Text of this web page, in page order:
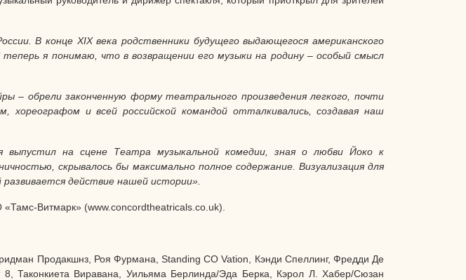
В конце XIXвека родственники будущего выдающегося американского
я понимаю, что в возвращении его музыки на родину – особый смысл
– обрели законченную форму театрального произведения легкого, почти
и всей российской командой отталкивались, создавая наш
на сцене Театра музыкальной комедии, зная о любви Йоко к
скрывалось бы максимально полное содержание. Визуализация для
действие нашей истории».
Витмарк» (www.concordtheatricals.co.uk).
Продакшнз, Роя Фурмана, Standing CO Vation, Кэнди Спеллинг, Фредди Де
Таконкиета Виравана, Уильяма Берлинда/Эда Берка, Кэрол Л. Хабер/Сюзан